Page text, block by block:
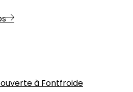
à Fontfroide